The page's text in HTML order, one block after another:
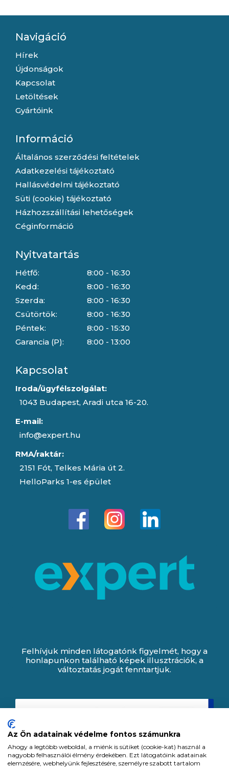
Navigáció
Hírek
Újdonságok
Kapcsolat
Letöltések
Gyártóink
Információ
Általános szerződési feltételek
Adatkezelési tájékoztató
Hallásvédelmi tájékoztató
Süti (cookie) tájékoztató
Házhozszállítási lehetőségek
Céginformáció
Nyitvatartás
Hétfő:
Kedd:
Szerda:
Csütörtök:
Péntek:
Garancia (P):
8:00 - 16:30
8:00 - 16:30
8:00 - 16:30
8:00 - 16:30
8:00 - 15:30
8:00 - 13:00
Kapcsolat
Iroda/ügyfélszolgálat:
1043 Budapest, Aradi utca 16-20.
E-mail:
info@expert.hu
RMA/raktár:
2151 Fót, Telkes Mária út 2.
HelloParks 1-es épület
Felhívjuk minden látogatónk figyelmét, hogy a
honlapunkon található képek illusztrációk, a
változtatás jogát fenntartjuk.
Az Ön adatainak védelme fontos számunkra
Ahogy a legtöbb weboldal, a miénk is sütiket (cookie-kat) használ a
nagyobb felhasználói élmény érdekében. Ezt látogatóink adatainak
elemzésére, webhelyünk fejlesztésére, személyre szabott tartalom